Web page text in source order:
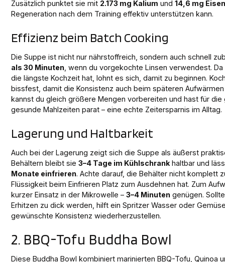
Zusätzlich punktet sie mit 2.173 mg Kalium und14,6 mg
Regeneration nach dem Training effektiv unterstützen kann.
Effizienz beim Batch Cooking
Die Suppe ist nicht nur nährstoffreich, sondern auch schnell
als 30 Minuten , wenn du vorgekochte Linsen verwendest.
die längste Kochzeit hat, lohnt es sich, damit zu beginnen.
bissfest, damit die Konsistenz auch beim späteren
kannst du gleich größere Mengen vorbereiten und hast für die
gesunde Mahlzeiten parat – eine echte Zeitersparnis im Alltag.
Lagerung und Haltbarkeit
Auch bei der Lagerung zeigt sich die Suppe als äußerst
Behältern bleibt sie3–4 Tage im Kühlschrank haltbar und
Monate einfrieren. Achte darauf, die Behälter nicht komplett
Flüssigkeit beim Einfrieren Platz zum Ausdehnen hat. Zum
kurzer Einsatz in der Mikrowelle –3–4 Minuten genügen.
Erhitzen zu dick werden, hilft ein Spritzer Wasser oder
gewünschte Konsistenz wiederherzustellen.
2. BBQ-Tofu Buddha Bowl
Diese Buddha Bowl kombiniert marinierten BBQ-Tofu, Quinoa